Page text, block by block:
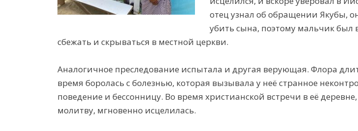
отец узнал об обращении Якубы,
убить сына, поэтому мальчик был
сбежать и скрываться в местной церкви.
Аналогичное преследование испытала и другая верующая. Флора
время боролась с болезнью, которая вызывала у неё странное
поведение и бессонницу. Во время христианской встречи в её
молитву, мгновенно исцелилась.